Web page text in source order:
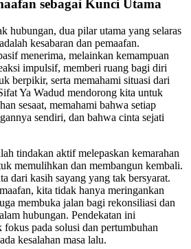
sebagai Kunci Utama
hubungan, dua pilar utama yang selaras
kesabaran dan pemaafan.
menerima, melainkan kemampuan
impulsif, memberi ruang bagi diri
berpikir, serta memahami situasi dari
Ya Wadud mendorong kita untuk
sesaat, memahami bahwa setiap
sendiri, dan bahwa cinta sejati
tindakan aktif melepaskan kemarahan
memulihkan dan membangun kembali.
dari kasih sayang yang tak bersyarat.
kita tidak hanya meringankan
membuka jalan bagi rekonsiliasi dan
hubungan. Pendekatan ini
pada solusi dan pertumbuhan
kesalahan masa lalu.